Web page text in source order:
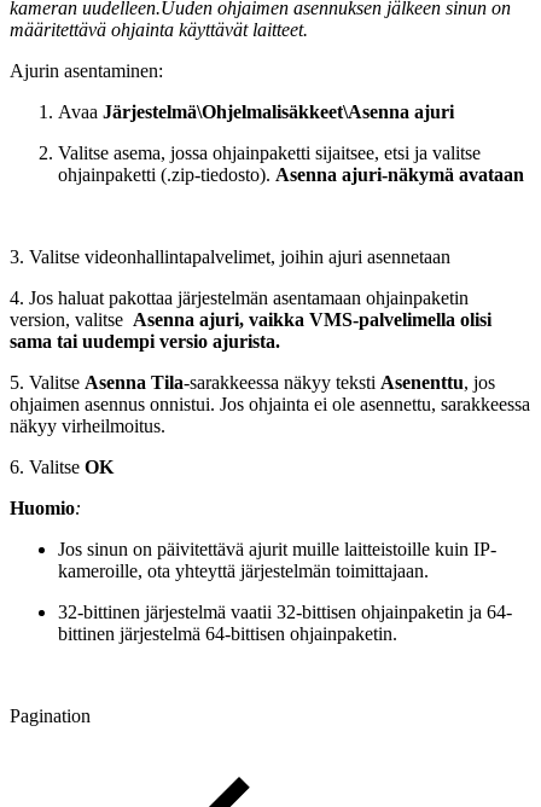
kameran uudelleen.Uuden ohjaimen asennuksen jälkeen sinun on
määritettävä ohjainta käyttävät laitteet.
Ajurin asentaminen:
Avaa Järjestelmä\Ohjelmalisäkkeet\Asenna ajuri
Valitse asema, jossa ohjainpaketti sijaitsee, etsi ja valitse
ohjainpaketti (.zip-tiedosto). Asenna ajuri-näkymä avataan
3. Valitse videonhallintapalvelimet, joihin ajuri asennetaan
4. Jos haluat pakottaa järjestelmän asentamaan ohjainpaketin
version, valitse Asenna ajuri, vaikka VMS-palvelimella olisi
sama tai uudempi versio ajurista.
5. Valitse Asenna Tila-sarakkeessa näkyy teksti Asenenttu, jos
ohjaimen asennus onnistui. Jos ohjainta ei ole asennettu, sarakkeessa
näkyy virheilmoitus.
6. Valitse OK
Huomio:
Jos sinun on päivitettävä ajurit muille laitteistoille kuin IP-
kameroille, ota yhteyttä järjestelmän toimittajaan.
32-bittinen järjestelmä vaatii 32-bittisen ohjainpaketin ja 64-
bittinen järjestelmä 64-bittisen ohjainpaketin.
Pagination